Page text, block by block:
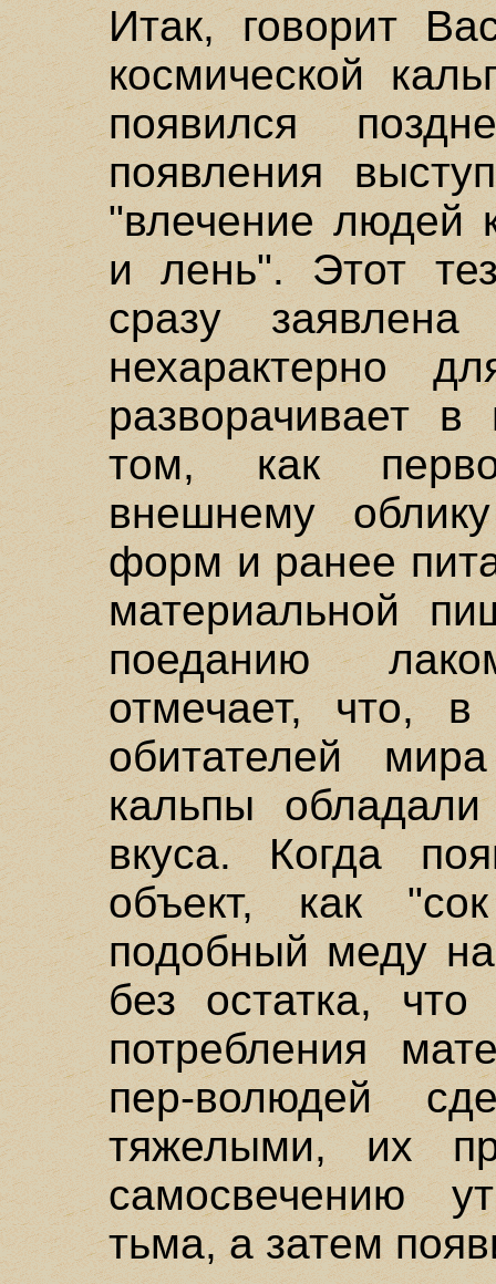
Итак, говорит
космической
появился
появления
"влечение людей
и лень". Этот
сразу
нехарактерно
разворачивает
том, как
внешнему
форм и ранее
материальной
поеданию
отмечает, что,
обитателей
кальпы
вкуса. Когда
объект, как
подобный меду
без остатка,
потребления
пер-волюдей
тяжелыми, их
самосвечению
тьма, а затем